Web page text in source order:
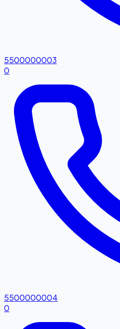
5500000003
0
5500000004
0